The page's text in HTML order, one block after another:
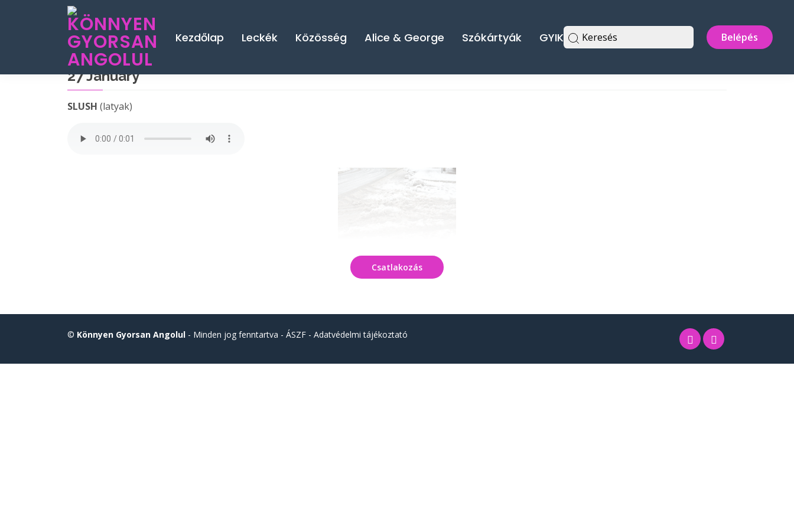
Kezdőlap Leckék Közösség Alice & George Szókártyák GYIK Keresés Belépés
27 January
SLUSH (latyak)
Csatlakozás
© Könnyen Gyorsan Angolul - Minden jog fenntartva - ÁSZF - Adatvédelmi tájékoztató